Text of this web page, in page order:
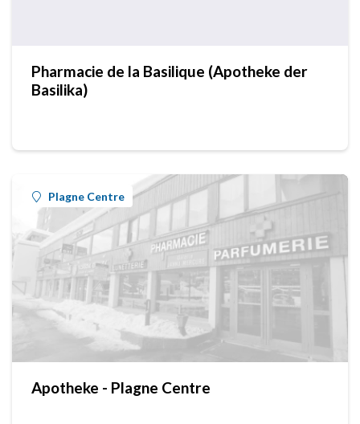
Pharmacie de la Basilique (Apotheke der
Basilika)
Plagne Centre
Apotheke - Plagne Centre